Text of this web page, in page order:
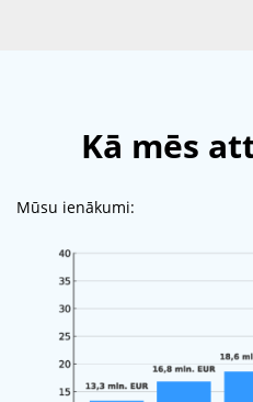
Kā mēs
Mūsu ienākumi: